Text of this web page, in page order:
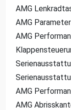
AMG
AMG
AMG
AMG
AMG